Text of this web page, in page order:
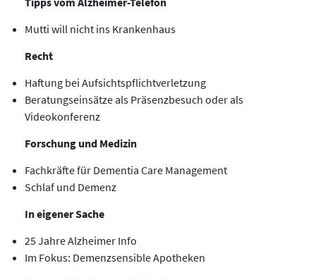
Mutti will nicht ins Krankenhaus
Recht
Haftung bei Aufsichtspflichtverletzung
Beratungseinsätze als Präsenzbesuch oder als
Videokonferenz
Forschung und Medizin
Fachkräfte für Dementia Care Management
Schlaf und Demenz
In eigener Sache
25 Jahre Alzheimer Info
Im Fokus: Demenzsensible Apotheken